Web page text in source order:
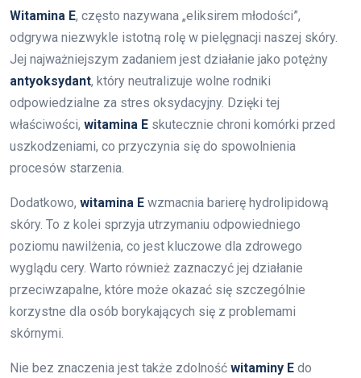
Witamina E, często nazywana „eliksirem młodości”,
odgrywa niezwykle istotną rolę w pielęgnacji naszej skóry.
Jej najważniejszym zadaniem jest działanie jako potężny
antyoksydant, który neutralizuje wolne rodniki
odpowiedzialne za stres oksydacyjny. Dzięki tej
właściwości, witamina E skutecznie chroni komórki przed
uszkodzeniami, co przyczynia się do spowolnienia
procesów starzenia.
Dodatkowo, witamina E wzmacnia barierę hydrolipidową
skóry. To z kolei sprzyja utrzymaniu odpowiedniego
poziomu nawilżenia, co jest kluczowe dla zdrowego
wyglądu cery. Warto również zaznaczyć jej działanie
przeciwzapalne, które może okazać się szczególnie
korzystne dla osób borykających się z problemami
skórnymi.
Nie bez znaczenia jest także zdolność witaminy E do